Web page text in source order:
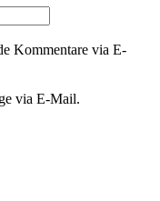
Kommentare via E-
via E-Mail.